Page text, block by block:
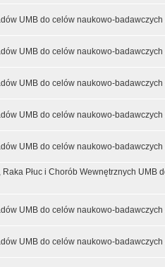
UMB do celów naukowo-badawczych
UMB do celów naukowo-badawczych
UMB do celów naukowo-badawczych
UMB do celów naukowo-badawczych
UMB do celów naukowo-badawczych
Płuc i Chorób Wewnętrznych UMB
UMB do celów naukowo-badawczych
UMB do celów naukowo-badawczych